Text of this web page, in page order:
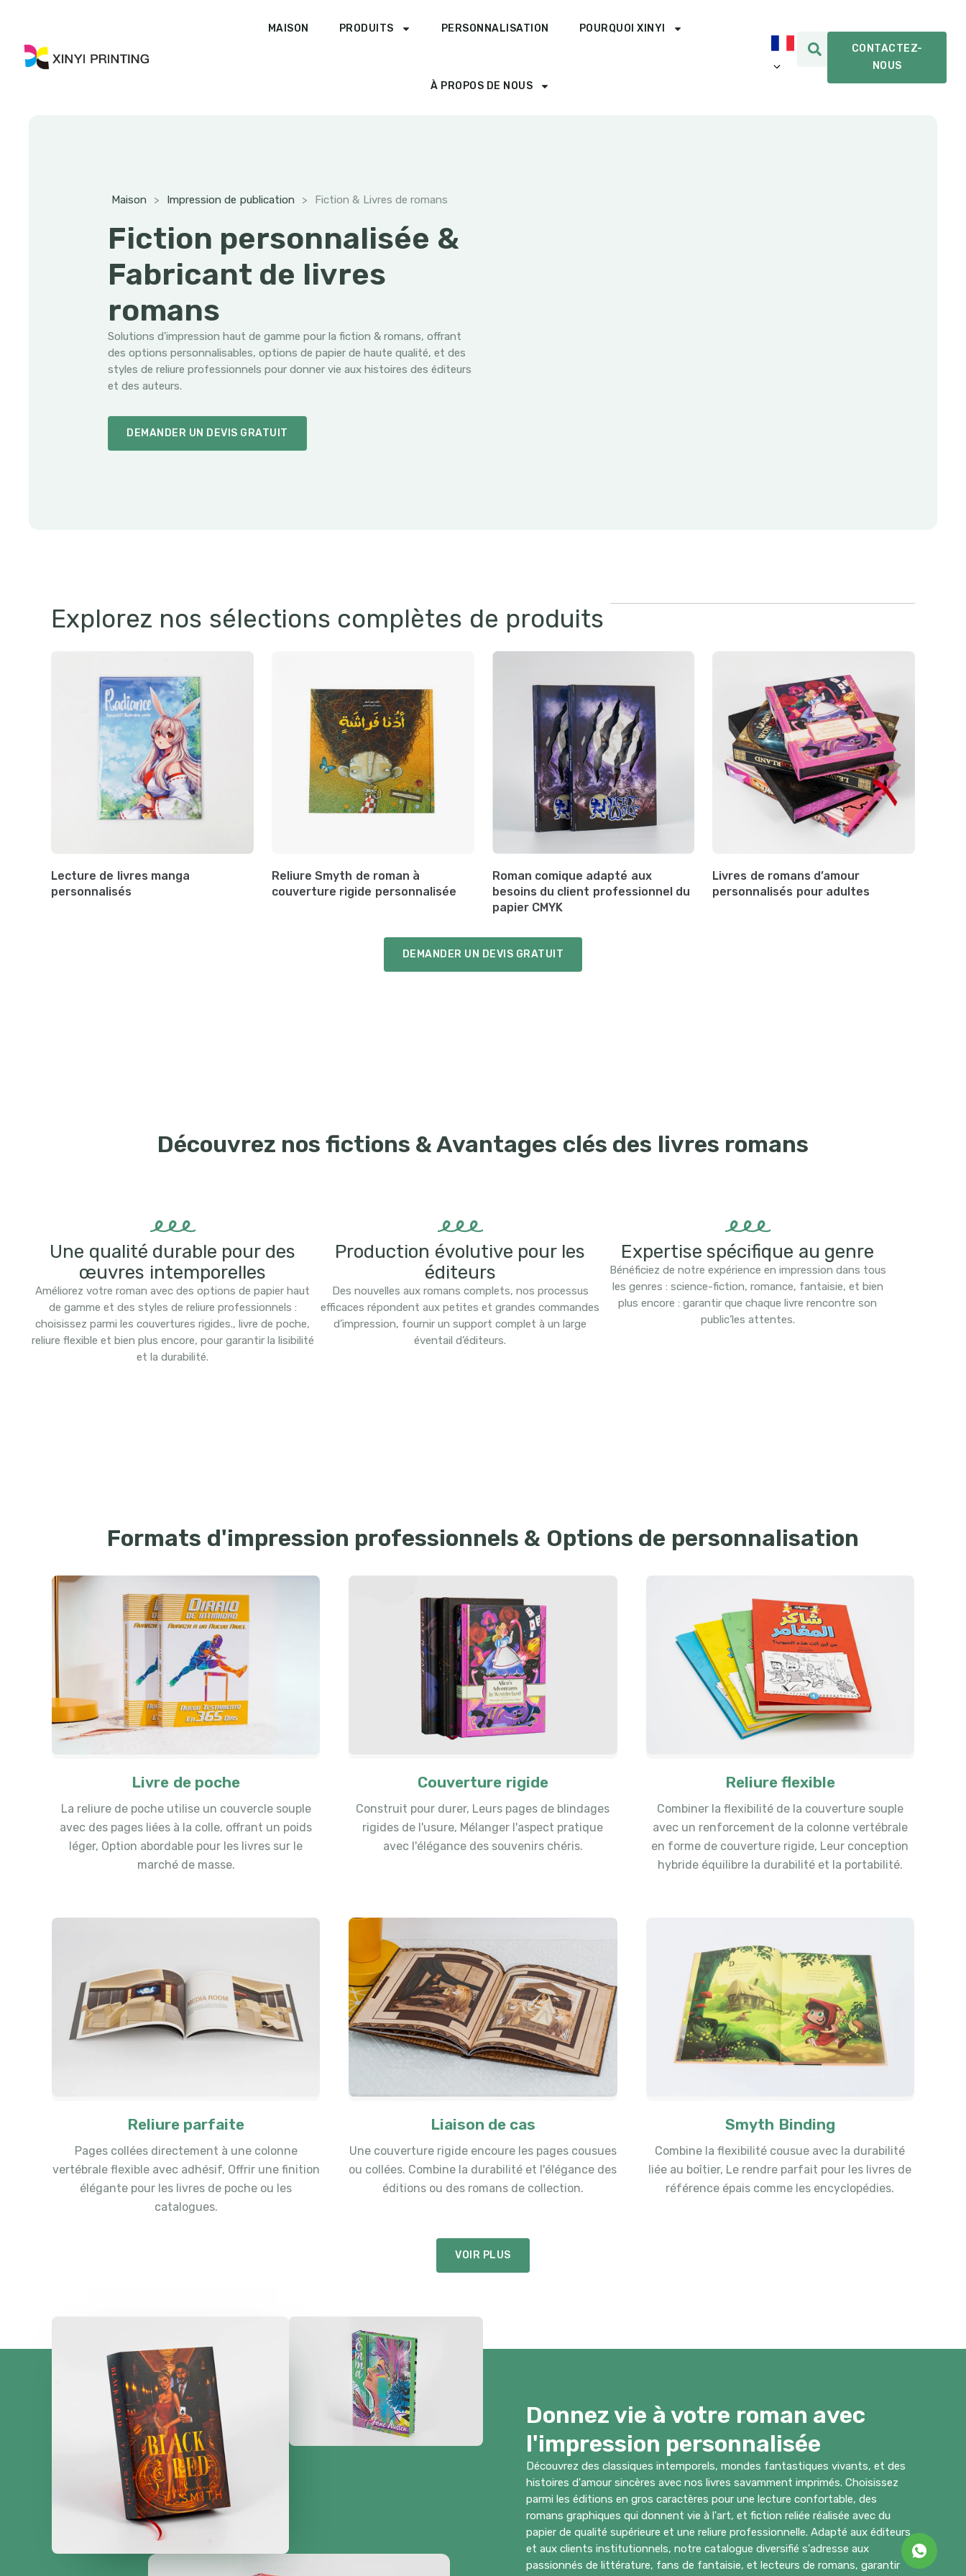
MAISON PRODUITS PERSONNALISATION POURQUOI XINYI
À PROPOS DE NOUS
CONTACTEZ-
NOUS
Maison > Impression de publication > Fiction & Livres de romans
Fiction personnalisée &
Fabricant de livres
romans
Solutions d'impression haut de gamme pour la fiction & romans, offrant
des options personnalisables, options de papier de haute qualité, et des
styles de reliure professionnels pour donner vie aux histoires des éditeurs
et des auteurs.
DEMANDER UN DEVIS GRATUIT
Explorez nos sélections complètes de produits
Lecture de livres manga
personnalisés
Reliure Smyth de roman à
couverture rigide personnalisée
Roman comique adapté aux
besoins du client professionnel du
papier CMYK
Livres de romans d’amour
personnalisés pour adultes
DEMANDER UN DEVIS GRATUIT
Découvrez nos fictions & Avantages clés des livres romans
Une qualité durable pour des
œuvres intemporelles
Améliorez votre roman avec des options de papier haut
de gamme et des styles de reliure professionnels :
choisissez parmi les couvertures rigides., livre de poche,
reliure flexible et bien plus encore, pour garantir la lisibilité
et la durabilité.
Production évolutive pour les
éditeurs
Des nouvelles aux romans complets, nos processus
efficaces répondent aux petites et grandes commandes
d’impression, fournir un support complet à un large
éventail d’éditeurs.
Expertise spécifique au genre
Bénéficiez de notre expérience en impression dans tous
les genres : science-fiction, romance, fantaisie, et bien
plus encore : garantir que chaque livre rencontre son
public’les attentes.
Formats d'impression professionnels & Options de personnalisation
Livre de poche
La reliure de poche utilise un couvercle souple
avec des pages liées à la colle, offrant un poids
léger, Option abordable pour les livres sur le
marché de masse.
Couverture rigide
Construit pour durer, Leurs pages de blindages
rigides de l'usure, Mélanger l'aspect pratique
avec l'élégance des souvenirs chéris.
Reliure flexible
Combiner la flexibilité de la couverture souple
avec un renforcement de la colonne vertébrale
en forme de couverture rigide, Leur conception
hybride équilibre la durabilité et la portabilité.
Reliure parfaite
Pages collées directement à une colonne
vertébrale flexible avec adhésif, Offrir une finition
élégante pour les livres de poche ou les
catalogues.
Liaison de cas
Une couverture rigide encoure les pages cousues
ou collées. Combine la durabilité et l'élégance des
éditions ou des romans de collection.
Smyth Binding
Combine la flexibilité cousue avec la durabilité
liée au boîtier, Le rendre parfait pour les livres de
référence épais comme les encyclopédies.
VOIR PLUS
Donnez vie à votre roman avec
l'impression personnalisée
Découvrez des classiques intemporels, mondes fantastiques vivants, et des
histoires d'amour sincères avec nos livres savamment imprimés. Choisissez
parmi les éditions en gros caractères pour une lecture confortable, des
romans graphiques qui donnent vie à l'art, et fiction reliée réalisée avec du
papier de qualité supérieure et une reliure professionnelle. Adapté aux éditeurs
et aux clients institutionnels, notre catalogue diversifié s'adresse aux
passionnés de littérature, fans de fantaisie, et lecteurs de romans, garantir